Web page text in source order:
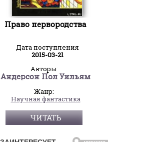
Право первородства
Дата поступления
2015-03-21
Авторы:
Андерсон Пол Уильям
Жанр:
Научная фантастика
ЧИТАТЬ